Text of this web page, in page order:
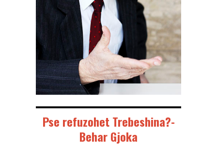
Pse refuzohet Trebeshina?-
Behar Gjoka